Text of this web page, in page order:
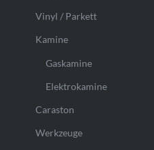
Vinyl / Parkett
Kamine
Gaskamine
Elektrokamine
Caraston
Werkzeuge